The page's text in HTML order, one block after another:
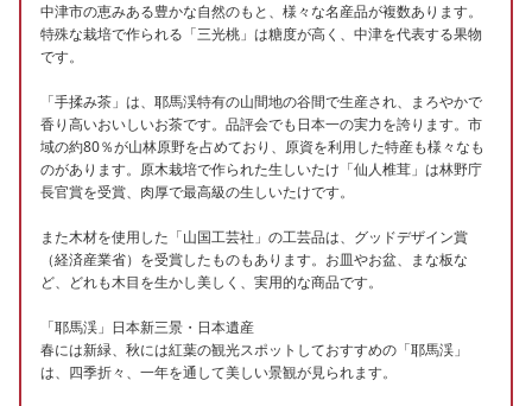
中津市の恵みある豊かな自然のもと、様々な名産品が複数あります。
特殊な栽培で作られる「三光桃」は糖度が高く、中津を代表する果物
です。
「手揉み茶」は、耶馬渓特有の山間地の谷間で生産され、まろやかで
香り高いおいしいお茶です。品評会でも日本一の実力を誇ります。市
域の約80％が山林原野を占めており、原資を利用した特産も様々なも
のがあります。原木栽培で作られた生しいたけ「仙人椎茸」は林野庁
長官賞を受賞、肉厚で最高級の生しいたけです。
また木材を使用した「山国工芸社」の工芸品は、グッドデザイン賞
（経済産業省）を受賞したものもあります。お皿やお盆、まな板な
ど、どれも木目を生かし美しく、実用的な商品です。
「耶馬渓」日本新三景・日本遺産
春には新緑、秋には紅葉の観光スポットしておすすめの「耶馬渓」
は、四季折々、一年を通して美しい景観が見られます。